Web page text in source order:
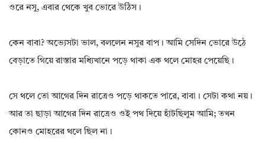
ওরে নসু, এবার থেকে খুব ভোরে উঠিস।
কেন বাবা? অভ্যেসটা ভাল, বললেন নসুর বাপ। আমি সেদিন ভোরে উঠে
বেড়াতে গিয়ে রাস্তার মধ্যিখানে পড়ে থাকা এক থলে মোহর পেয়েছি।
সে থলে তো আগের দিন রাত্রেও পড়ে থাকতে পারে, বাবা। সেটা কথা নয়।
আর তা ছাড়া আগের দিন রাত্রেও ওই পথ দিয়ে হাঁটছিলুম আমি; তখন
কোনও মোহরের থলে ছিল না।